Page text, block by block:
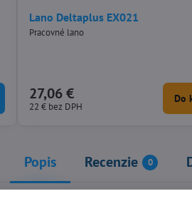
Popis Recenzie 0
Lano Deltaplus EX021
Pracovné lano
27,06 €
22 € bez DPH
Do